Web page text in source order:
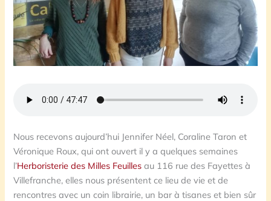
Nous recevons aujourd’hui Jennifer Néel, Coraline Taron et
Véronique Roux, qui ont ouvert il y a quelques semaines
l’Herboristerie des Milles Feuilles au 116 rue des Fayettes à
Villefranche, elles nous présentent ce lieu de vie et de
rencontres avec un coin librairie, un bar à tisanes et bien sûr